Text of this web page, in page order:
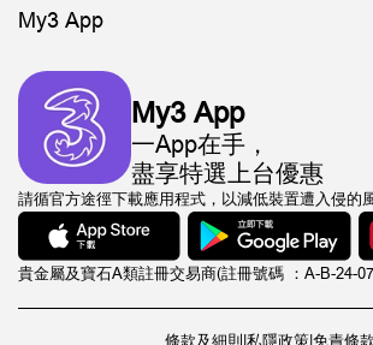
My3 App
My3 App
一App在手，
盡享特選上台優惠
請循官方途徑下載應用程式，以減低裝置遭入侵的風
貴金屬及寶石A類註冊交易商(註冊號碼 ：A-B-24-
條款及細則 私隱政策 免責條款